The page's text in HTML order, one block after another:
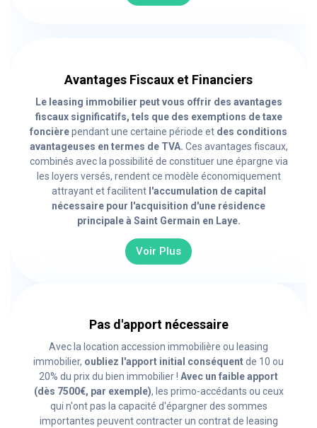
Avantages Fiscaux et Financiers
Le leasing immobilier peut vous offrir des avantages
fiscaux significatifs, tels que des exemptions de taxe
foncièrependant une certaine période et des conditions
avantageuses en termes de TVA. Ces avantages fiscaux,
combinés avec la possibilité de constituer une épargne via
les loyers versés, rendent ce modèle économiquement
attrayant et facilitent l'accumulation de capital
nécessaire pour l'acquisition d'une résidence
principale à Saint Germain en Laye.
Voir Plus
Pas d'apport nécessaire
Avec la location accession immobilière ou leasing
immobilier, oubliez l'apport initial conséquentde 10 ou
20% du prix du bien immobilier ! Avec un faible apport
(dès 7500€, par exemple), les primo-accédants ou ceux
qui n'ont pas la capacité d'épargner des sommes
importantes peuvent contracter un contrat de leasing